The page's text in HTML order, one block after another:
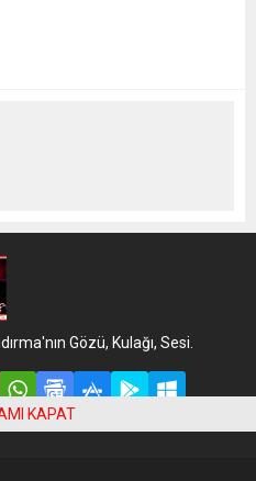
Gözü, Kulağı, Sesi.
KAPAT